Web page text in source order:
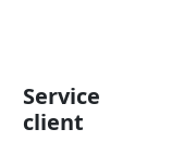
Service
client